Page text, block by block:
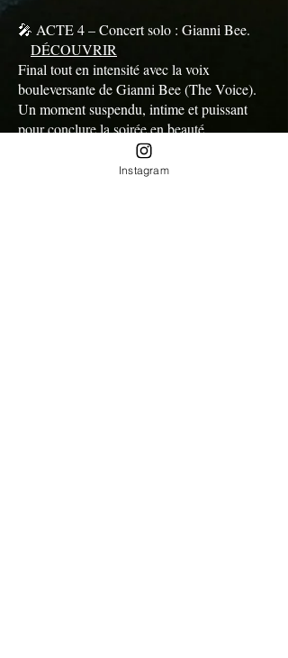
🎤 ACTE 4 – Concert solo : Gianni Bee.
DÉCOUVRIR
Final tout en intensité avec la voix
bouleversante de Gianni Bee (The Voice).
Un moment suspendu, intime et puissant
pour conclure la soirée en beauté.
INFOS PRATIQUESInstagram